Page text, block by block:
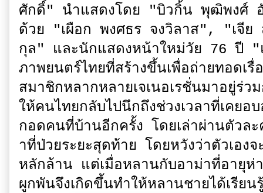
ศักดิ์" นำแสดงโดย "บิวกิ้น พุฒิพง
ด้วย "เผือก พงศธร จงวิลาส", "เจี
กุล" และนักแสดงหน้าใหม่วัย 76
ภาพยนตร์ไทยที่สร้างขึ้นเพื่อถ่ายทอดเ
สมาชิกหลากหลายเจเนอเรชั่นมาอยู่ร่
ให้คนไทยกลับไปนึกถึงช่วงเวลาที่เคย
กอดคนที่บ้านอีกครั้ง โดยเล่าผ่านตัวล
าที่ป่วยระยะสุดท้าย โดยหวังว่าตัวเอง
หลักล้าน แต่เมื่อหลานกับอาม่าที่อายุ
ผูกพันจึงเกิดขึ้นทำให้หลานชายได้เรีย